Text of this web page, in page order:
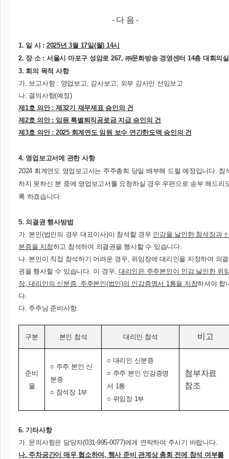
- 다 음 -
1. 일 시 : 2025년 3월 17일(월) 14시
2. 장 소 : 서울시 마포구 성암로 267, ㈜문화방송 경영센터 14층 대회의실
3. 회의 목적 사항
가. 보고사항 : 영업보고, 감사보고, 외부 감사인 선임보고
나. 결의사항(예정)
제1호 의안 : 제32기 재무제표 승인의 건
제2호 의안 : 임원 특별퇴직공로금 지급 승인의 건
제3호 의안 : 2025 회계연도 임원 보수 연간한도액 승인의 건
4. 영업보고서에 관한 사항
2024 회계연도 영업보고서는 주주총회 당일 배부해 드릴 예정입니다. 참
하지 못하신 분 중에 영업보고서를 요청하실 경우 우편으로 송부 해드리
록 하겠습니다.
5. 의결권 행사방법
가. 본인(법인의 경우 대표이사)이 참석할 경우 인감을 날인한 참석장과
분증을 지참하고 참석하여 의결권을 행사할 수 있습니다.
나. 본인이 직접 참석하기 어려운 경우, 위임장에 대리인을 지정하여 의결
권을 행사할 수 있습니다. 이 경우, 대리인은 주주본인이 인감 날인한 위
장, 대리인의 신분증, 주주본인(법인)의 인감증명서 1통을 지참하셔야 합
다.
다. 주주님 준비사항
구분 본인 참석 대리인 참석 비고
준비
물
○ 주주 본인 신
분증
○ 참석장 1부
○ 대리인 신분증
○ 주주 본인 인감증명
서 1통
○ 위임장 1부
첨부자료
참조
6. 기타사항
가. 문의사항은 담당자(031-995-0077)에게 연락하여 주시기 바랍니다.
나. 주차공간이 매우 협소하여, 행사 준비 관계상 총회 전에 참석 여부를